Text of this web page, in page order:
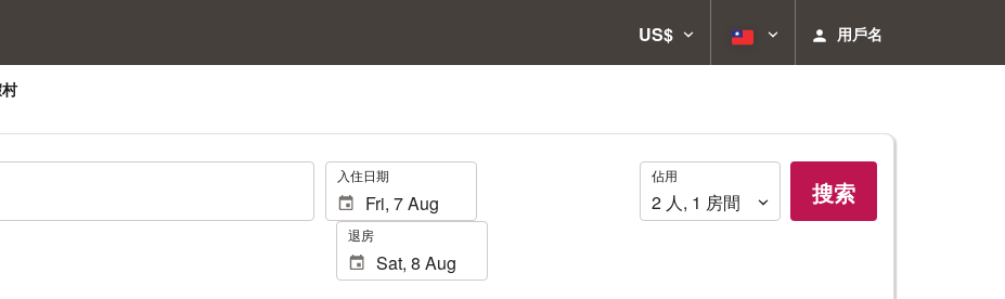
US$ 用戶名
. 入住日期
退房
佔
用
佔用
2 人, 1 房間 搜索